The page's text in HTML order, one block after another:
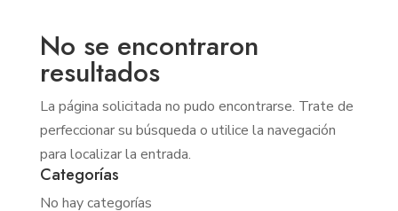
No se encontraron
resultados
La página solicitada no pudo encontrarse. Trate de
perfeccionar su búsqueda o utilice la navegación
para localizar la entrada.
Categorías
No hay categorías